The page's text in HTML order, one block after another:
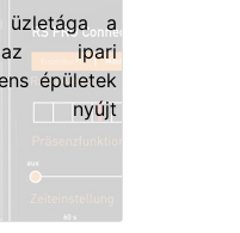
üzletága a
az ipari
épületek
is nyújt